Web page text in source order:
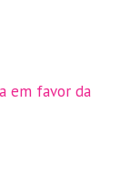
em favor da